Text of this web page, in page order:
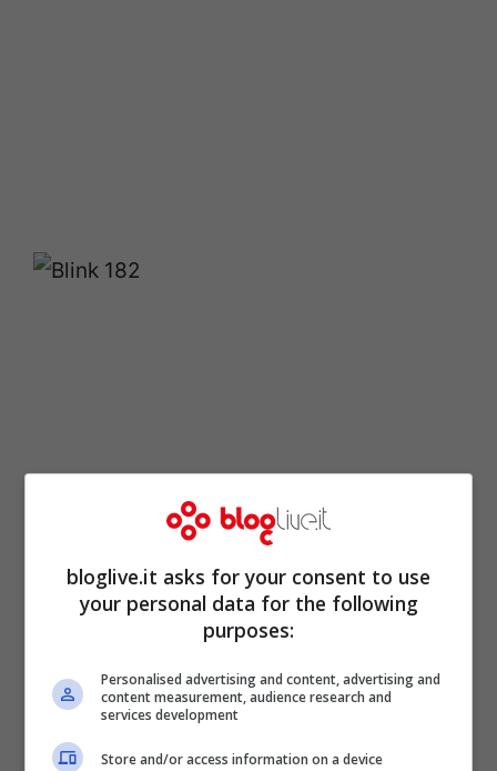
Nono sono stati però dimenticati: al
contrario, proprio recentementeMark
Hoppus ha dichiaratoalla stampa di
essersi ritrovato con in studio con
bloglive.it asks for your consent to use
your personal data for the following
purposes:
Personalised advertising and content, advertising and
content measurement, audience research and
services development
Store and/or access information on a device